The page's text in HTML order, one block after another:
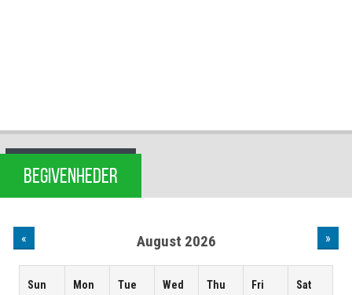
BEGIVENHEDER
« August 2026 »
Sun Mon Tue Wed Thu Fri Sat